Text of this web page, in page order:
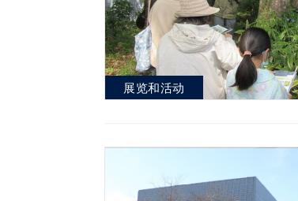
展览和活动